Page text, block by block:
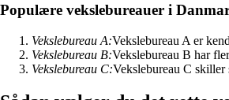
Populære vekslebureauer i
Vekslebureau A:Vekslebureau A er
Vekslebureau B:Vekslebureau B har
Vekslebureau C:Vekslebureau C skiller